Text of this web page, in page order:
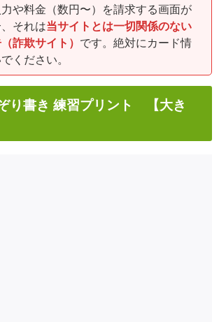
や料金（数円〜）を請求する画面が
それは当サイトとは一切関係のない
詐欺サイト） です。絶対にカード情
ください。
り書き 練習プリント 【大き